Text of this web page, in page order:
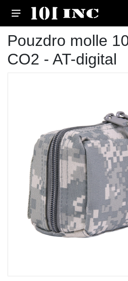
Pouzdro molle
CO2 - AT-digital